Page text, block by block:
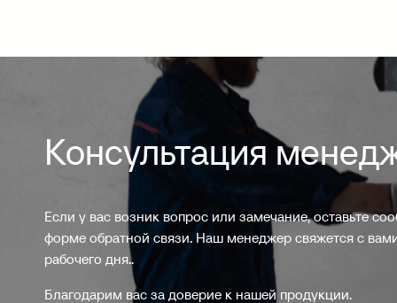
Консультация
Если у вас возник вопрос или замечание, оставьте
форме обратной связи. Наш менеджер свяжется с
рабочего дня..
Благодарим вас за доверие к нашей продукции.